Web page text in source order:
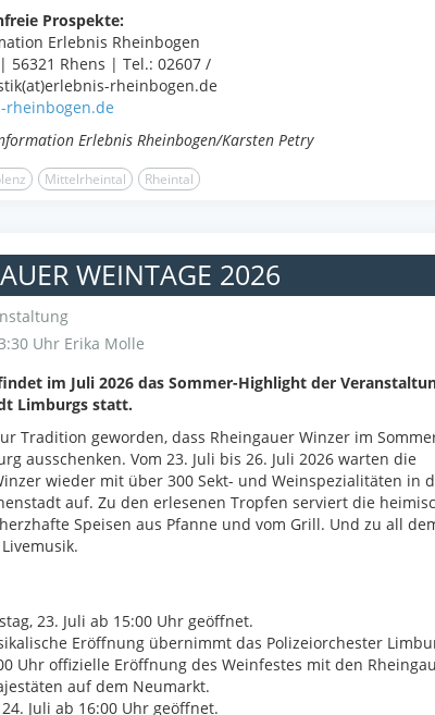
Prospekte:
Erlebnis Rheinbogen
56321 Rhens | Tel.: 02607 /
rheinbogen.de
rheinbogen.de
Erlebnis Rheinbogen/Karsten Petry
Mittelrheintal Rheintal
WEINTAGE 2026
Uhr Erika Molle
im Juli 2026 das Sommer-Highlight der
Limburgs statt.
Tradition geworden, dass Rheingauer Winzer im
ausschenken. Vom 23. Juli bis 26. Juli 2026 warten die
wieder mit über 300 Sekt- und Weinspezialitäten in
auf. Zu den erlesenen Tropfen serviert die
Speisen aus Pfanne und vom Grill. Und zu all
23. Juli ab 15:00 Uhr geöffnet.
Eröffnung übernimmt das Polizeiorchester
Uhr offizielle Eröffnung des Weinfestes mit den
auf dem Neumarkt.
Juli ab 16:00 Uhr geöffnet.